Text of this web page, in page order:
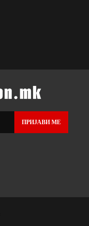
ПРИЈАВИ МЕ